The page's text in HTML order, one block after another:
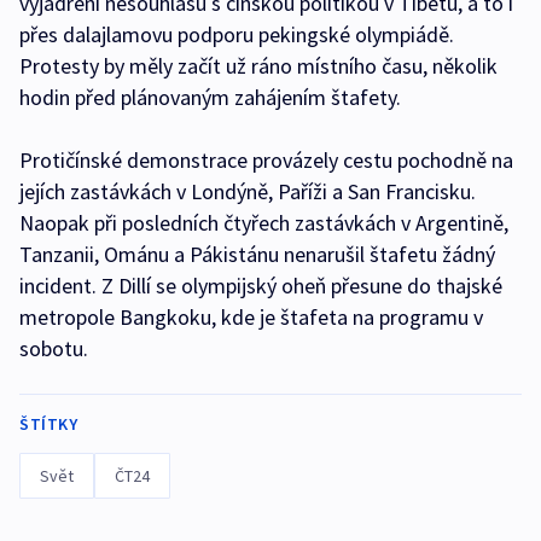
přes dalajlamovu podporu pekingské olympiádě.
Protesty by měly začít už ráno místního času, několik
hodin před plánovaným zahájením štafety.
Protičínské demonstrace provázely cestu pochodně na
jejích zastávkách v Londýně, Paříži a San Francisku.
Naopak při posledních čtyřech zastávkách v Argentině,
Tanzanii, Ománu a Pákistánu nenarušil štafetu žádný
incident. Z Dillí se olympijský oheň přesune do thajské
metropole Bangkoku, kde je štafeta na programu v
sobotu.
ŠTÍTKY
Svět ČT24